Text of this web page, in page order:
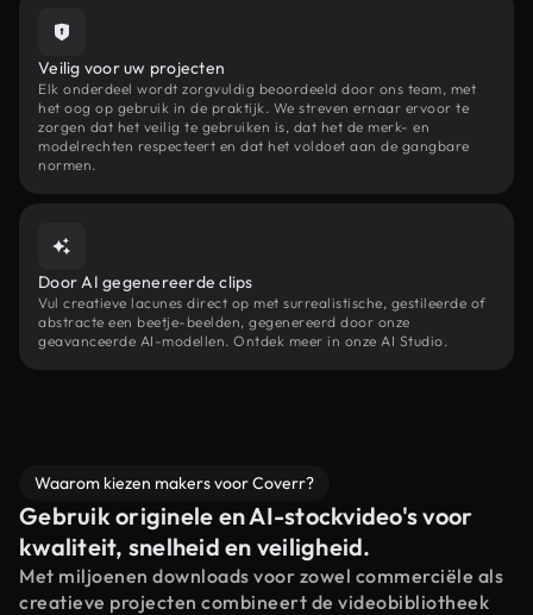
Veilig voor uw projecten
Elk onderdeel wordt zorgvuldig beoordeeld door ons team, met
het oog op gebruik in de praktijk. We streven ernaar ervoor te
zorgen dat het veilig te gebruiken is, dat het de merk- en
modelrechten respecteert en dat het voldoet aan de gangbare
normen.
Door AI gegenereerde clips
Vul creatieve lacunes direct op met surrealistische, gestileerde of
abstracte een beetje-beelden, gegenereerd door onze
geavanceerde AI-modellen. Ontdek meer in onze AI Studio.
Waarom kiezen makers voor Coverr?
Gebruik originele en AI-stockvideo's voor
kwaliteit, snelheid en veiligheid.
Met miljoenen downloads voor zowel commerciële als
creatieve projecten combineert de videobibliotheek